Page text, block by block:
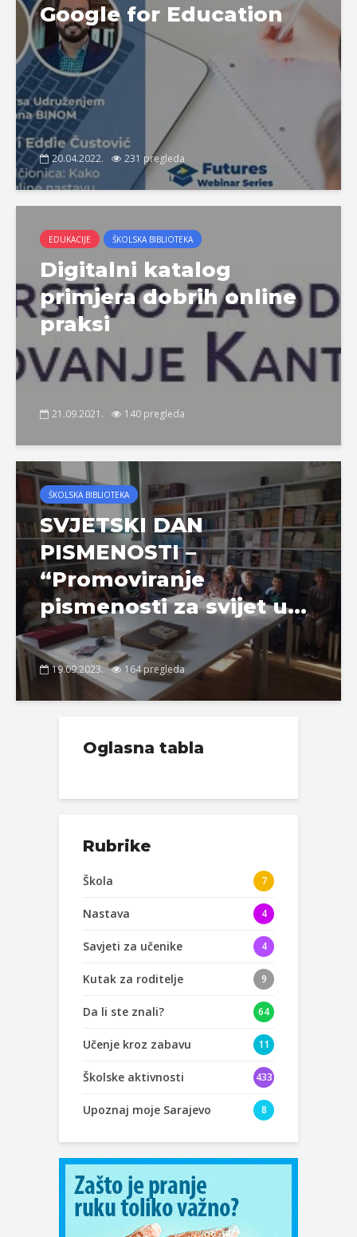
Google for Education
20.04.2022. 231 pregleda
EDUKACIJE ŠKOLSKA BIBLIOTEKA
Digitalni katalog
primjera dobrih online
praksi
21.09.2021. 140 pregleda
ŠKOLSKA BIBLIOTEKA
SVJETSKI DAN
PISMENOSTI –
“Promoviranje
pismenosti za svijet u...
19.09.2023. 164 pregleda
Oglasna tabla
Rubrike
Škola 7
Nastava 4
Savjeti za učenike 4
Kutak za roditelje 9
Da li ste znali? 64
Učenje kroz zabavu 11
Školske aktivnosti 433
Upoznaj moje Sarajevo 8